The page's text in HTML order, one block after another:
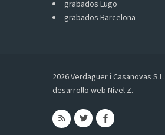
grabados Lugo
grabados Barcelona
2026 Verdaguer i Casanovas S.L.
desarrollo web Nivel Z.